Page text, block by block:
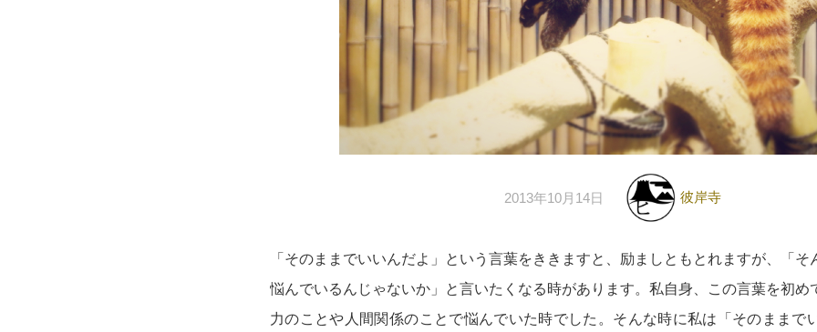
2013年10月14日 彼岸寺
「そのままでいいんだよ」という言葉をききますと、励ましともとれますが、「そ
悩んでいるんじゃないか」と言いたくなる時があります。私自身、この言葉を初め
力のことや人間関係のことで悩んでいた時でした。そんな時に私は「そのままで